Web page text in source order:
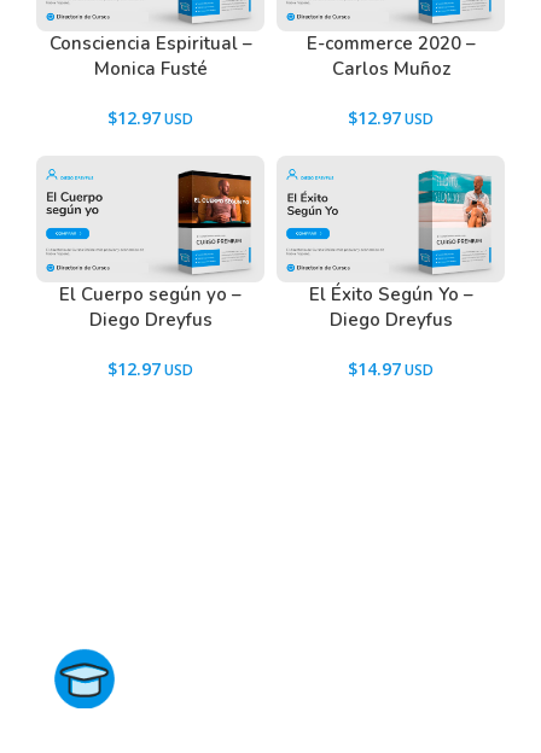
Consciencia Espiritual –
Monica Fusté
$12.97
E-commerce 2020 –
Carlos Muñoz
$12.97
El Cuerpo según yo –
Diego Dreyfus
$12.97
El Éxito Según Yo –
Diego Dreyfus
$14.97